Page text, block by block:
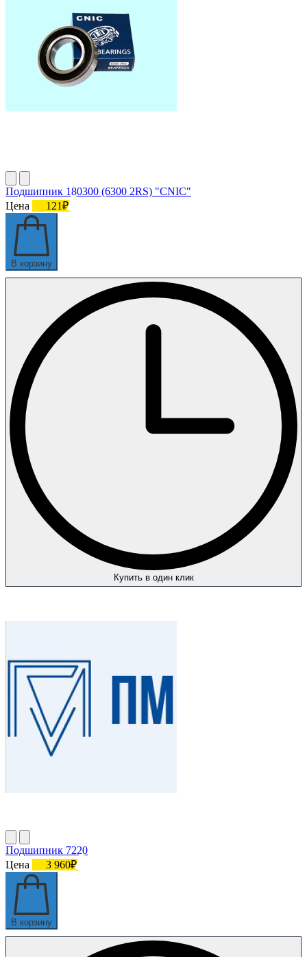
Подшипник 180300 (6300 2RS) "CNIC"
Цена
121₽
В корзину
Купить в один клик
Подшипник 7220
Цена
3 960₽
В корзину